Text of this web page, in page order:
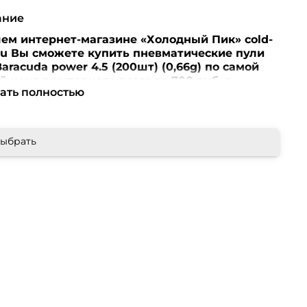
интернет-магазине «Холодный Пик» cold-
Вы сможете купить пневматические пули
power 4.5 (200шт) (0,66g) по самой
цене в интернете всего за 700 руб. с
по всей России!
по телефонам +7 (499) 390-72-58 ; +7 (999) 676-
по e-mail: cold-peak@mail.ruИнтернет-
полностью